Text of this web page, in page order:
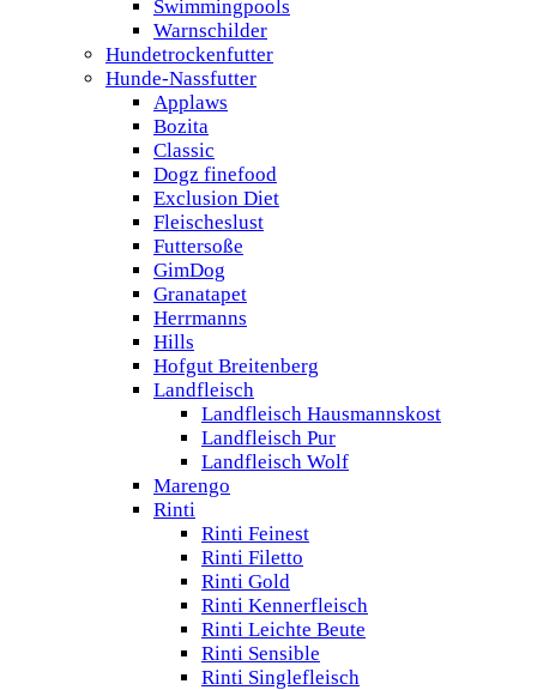
Swimmingpools
Warnschilder
Hundetrockenfutter
Hunde-Nassfutter
Applaws
Bozita
Classic
Dogz finefood
Exclusion Diet
Fleischeslust
Futtersoße
GimDog
Granatapet
Herrmanns
Hills
Hofgut Breitenberg
Landfleisch
Landfleisch Hausmannskost
Landfleisch Pur
Landfleisch Wolf
Marengo
Rinti
Rinti Feinest
Rinti Filetto
Rinti Gold
Rinti Kennerfleisch
Rinti Leichte Beute
Rinti Sensible
Rinti Singlefleisch